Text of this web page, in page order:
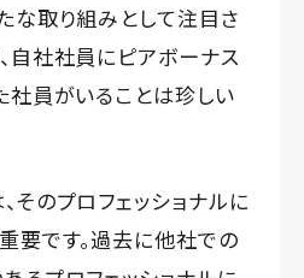
な取り組みとして注目さ
自社社員にピアボーナス
社員がいることは珍しい
そのプロフェッショナルに
要です。過去に他社での